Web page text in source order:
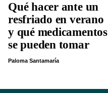
Qué hacer ante un
resfriado en verano
y qué medicamentos
se pueden tomar
Paloma Santamaría